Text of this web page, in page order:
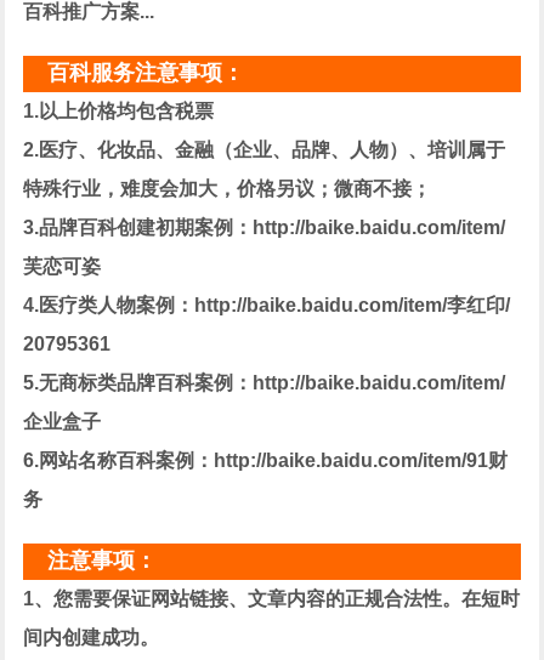
百科推广方案...
百科服务注意事项：
1.以上价格均包含税票
2.医疗、化妆品、金融（企业、品牌、人物）、培训属于
特殊行业，难度会加大，价格另议；微商不接；
3.品牌百科创建初期案例：http://baike.baidu.com/item/
芙恋可姿
4.医疗类人物案例：http://baike.baidu.com/item/李红印/
20795361
5.无商标类品牌百科案例：http://baike.baidu.com/item/
企业盒子
6.网站名称百科案例：http://baike.baidu.com/item/91财
务
注意事项：
1、您需要保证网站链接、文章内容的正规合法性。在短时
间内创建成功。